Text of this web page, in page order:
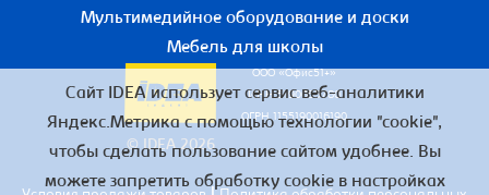
Мультимедийное оборудование и доски
Мебель для школы
© IDEA 2026
ООО «Офис51+»
ИНН 5190055780
ОГРН 1155190016190
Сайт IDEA использует сервис веб-аналитики
Яндекс.Метрика с помощью технологии "cookie",
чтобы сделать пользование сайтом удобнее. Вы
можете запретить обработку cookie в настройках